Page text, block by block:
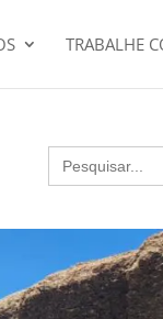
TRABALHE
Search
for: